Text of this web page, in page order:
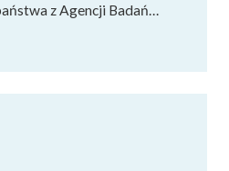
z Agencji Badań…